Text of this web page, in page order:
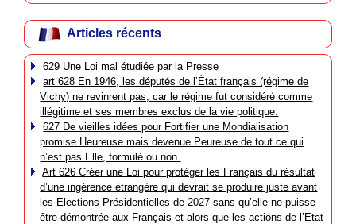
Articles récents
629 Une Loi mal étudiée par la Presse
art 628 En 1946, les députés de l’État français (régime de
Vichy) ne revinrent pas, car le régime fut considéré comme
illégitime et ses membres exclus de la vie politique.
627 De vieilles idées pour Fortifier une Mondialisation
promise Heureuse mais devenue Peureuse de tout ce qui
n’est pas Elle, formulé ou non.
Art 626 Créer une Loi pour protéger les Français du résultat
d’une ingérence étrangère qui devrait se produire juste avant
les Elections Présidentielles de 2027 sans qu’elle ne puisse
être démontrée aux Français et alors que les actions de l’Etat